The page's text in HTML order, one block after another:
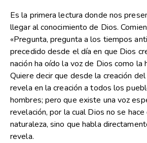
Es la primera lectura donde nos
llegar al conocimiento de Dios.
«Pregunta, pregunta a los tiempos
precedido desde el día en que Dios
nación ha oído la voz de Dios como la
Quiere decir que desde la creación
revela en la creación a todos los
hombres; pero que existe una voz
revelación, por la cual Dios no se
naturaleza, sino que habla
revela.